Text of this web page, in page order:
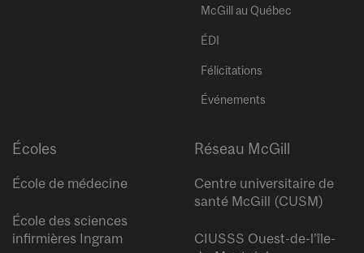
McGill au Québec
ÉDI
Félicitations
Événements
Écoles
École de médecine
École des sciences
infirmières Ingram
Réseau McGill
Centre universitaire de
santé McGill (CUSM)
CIUSSS Ouest-de-l’île-